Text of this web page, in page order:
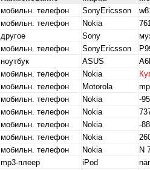
мобильн. телефон SonyEricsson
мобильн. телефон Nokia
другое Sony
мобильн. телефон SonyEricsson
ноутбук ASUS
мобильн. телефон Nokia
мобильн. телефон Motorola
мобильн. телефон Nokia
-
мобильн. телефон Nokia
мобильн. телефон Nokia
-
мобильн. телефон Nokia
мобильн. телефон Nokia
N
mp3-плеер iPod